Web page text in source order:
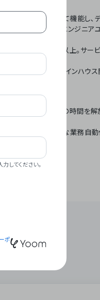
データベースとして機能し、
の業務を自動化。非エンジニ
近成長率300%以上。サー
トフォームで完結。インハウ
クノロジーで人々の時間を解
」 – 世界的な業務自動
してください。
ポ